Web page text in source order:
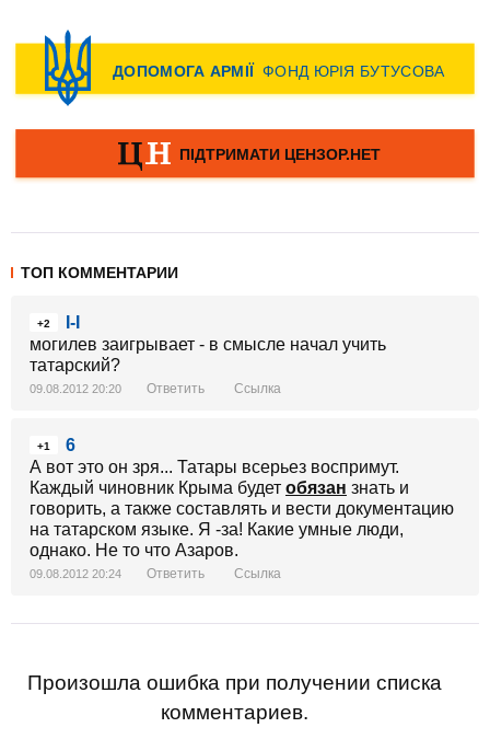
ТОП КОММЕНТАРИИ
+2
I-I
могилев заигрывает - в смысле начал учить
татарский?
09.08.2012 20:20 Ответить Ссылка
+1
6
А вот это он зря... Татары всерьез воспримут.
Каждый чиновник Крыма будет обязан знать и
говорить, а также составлять и вести документацию
на татарском языке. Я -за! Какие умные люди,
однако. Не то что Азаров.
09.08.2012 20:24 Ответить Ссылка
Произошла ошибка при получении списка
комментариев.